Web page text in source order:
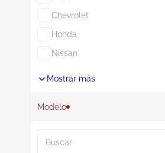
Chevrolet
Honda
Nissan
Mostrar más
Modelo